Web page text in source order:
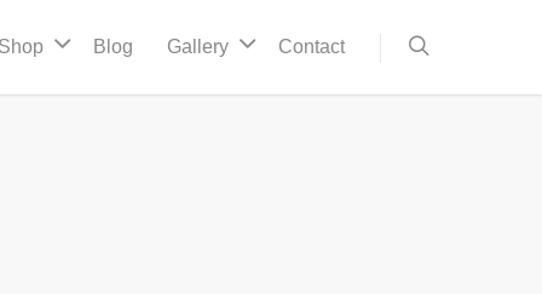
Blog Gallery Contact